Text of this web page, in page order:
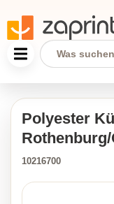
Polyester
Rothenburg/
10216700